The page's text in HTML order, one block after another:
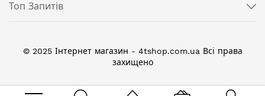
Топ Запитів
© 2025 Інтернет магазин - 4tshop.com.ua Всі права
захищено